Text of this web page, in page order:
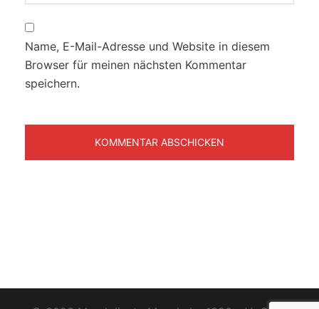
Name, E-Mail-Adresse und Website in diesem
Browser für meinen nächsten Kommentar
speichern.